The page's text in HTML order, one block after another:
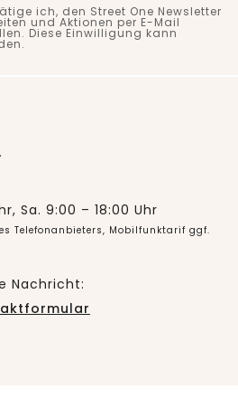
ich, den Street One Newsletter
und Aktionen per E-Mail
Diese Einwilligung kann
Sa. 9:00 – 18:00 Uhr
Telefonanbieters, Mobilfunktarif ggf.
Nachricht: